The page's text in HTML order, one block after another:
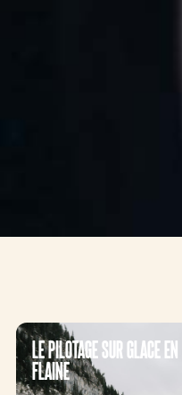
Le pilotage sur glace
Flaine